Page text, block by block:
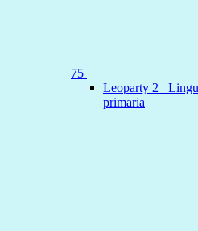
75
Leoparty 2
primaria